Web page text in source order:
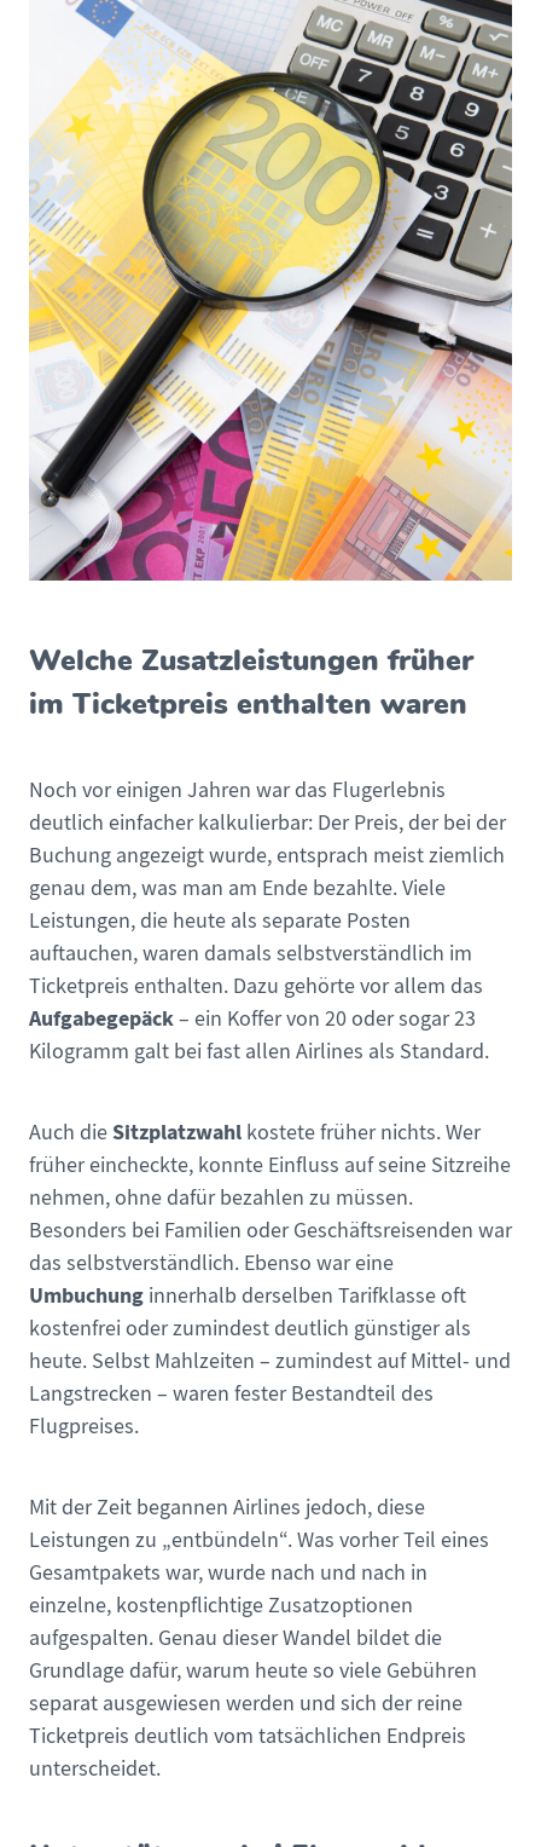
Welche Zusatzleistungen früher
im Ticketpreis enthalten waren
Noch vor einigen Jahren war das Flugerlebnis
deutlich einfacher kalkulierbar: Der Preis, der bei der
Buchung angezeigt wurde, entsprach meist ziemlich
genau dem, was man am Ende bezahlte. Viele
Leistungen, die heute als separate Posten
auftauchen, waren damals selbstverständlich im
Ticketpreis enthalten. Dazu gehörte vor allem das
Aufgabegepäck– ein Koffer von 20 oder sogar 23
Kilogramm galt bei fast allen Airlines als Standard.
Auch die Sitzplatzwahl kostete früher nichts. Wer
früher eincheckte, konnte Einfluss auf seine Sitzreihe
nehmen, ohne dafür bezahlen zu müssen.
Besonders bei Familien oder Geschäftsreisenden war
das selbstverständlich. Ebenso war eine
Umbuchung innerhalb derselben Tarifklasse oft
kostenfrei oder zumindest deutlich günstiger als
heute. Selbst Mahlzeiten – zumindest auf Mittel- und
Langstrecken – waren fester Bestandteil des
Flugpreises.
Mit der Zeit begannen Airlines jedoch, diese
Leistungen zu „entbündeln“. Was vorher Teil eines
Gesamtpakets war, wurde nach und nach in
einzelne, kostenpflichtige Zusatzoptionen
aufgespalten. Genau dieser Wandel bildet die
Grundlage dafür, warum heute so viele Gebühren
separat ausgewiesen werden und sich der reine
Ticketpreis deutlich vom tatsächlichen Endpreis
unterscheidet.